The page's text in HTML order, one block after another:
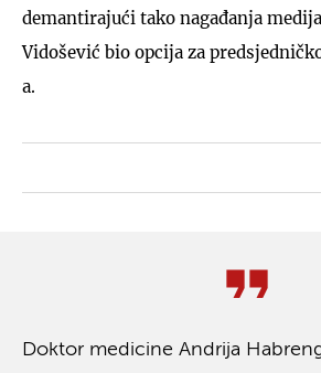
demantirajući tako nagađanja
Vidošević bio opcija za
a.
Doktor medicine Andrija